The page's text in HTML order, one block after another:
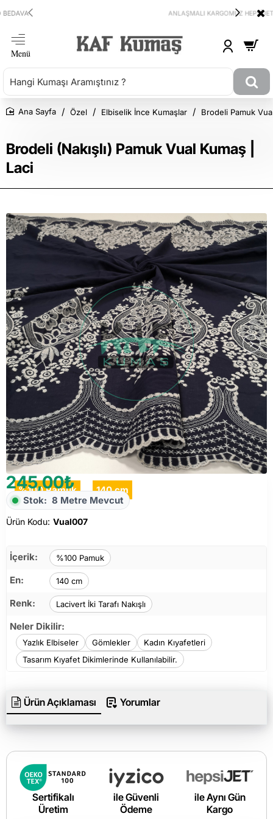
ANLAŞMALI KARGOMUZ HEPSİJET
Brodeli (Nakışlı) Pamuk Vual Kumaş |
Laci
Özel Elbiselik İnce Kumaşlar Brodeli Pamuk
%100 Pamuk 140 cm
245,00₺
Stok: 8 Metre Mevcut
Ürün Kodu: Vual007
İçerik: %100 Pamuk
En: 140 cm
Renk: Lacivert İki Tarafı Nakışlı
Neler Dikilir:
Yazlık Elbiseler Gömlekler
Kadın Kıyafetleri
Tasarım Kıyafet Dikimlerinde Kullanılabilir.
Ürün Açıklaması Yorumlar
Sertifikalı
Üretim
ile Güvenli
Ödeme
ile Aynı Gün
Kargo